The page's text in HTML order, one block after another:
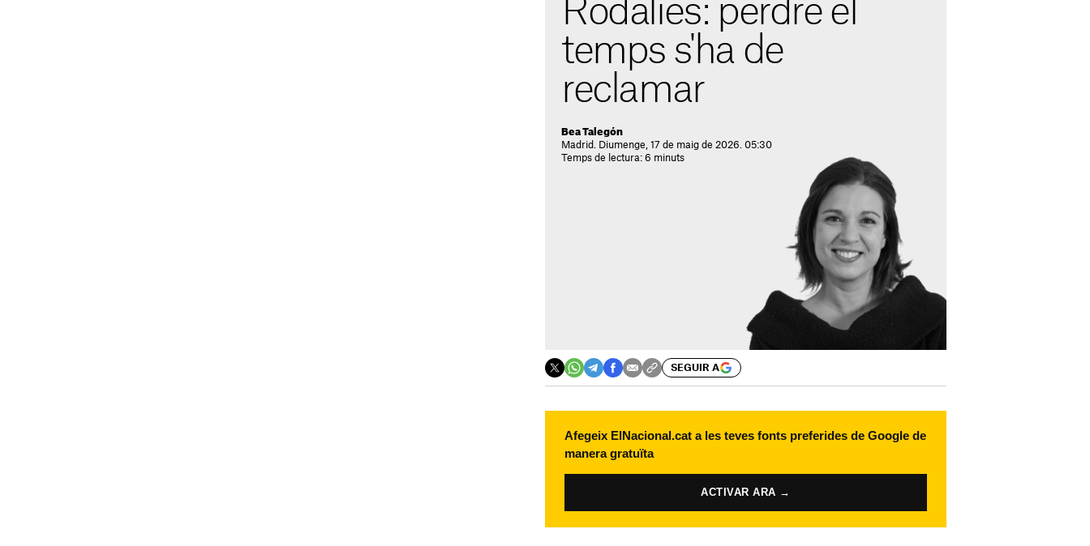
Rodalies: perdre el
temps s'ha de
reclamar
Bea Talegón
Madrid. Diumenge, 17 de maig de 2026. 05:30
Temps de lectura: 6 minuts
SEGUIR A
Afegeix ElNacional.cat a les teves fonts preferides de Google de
manera gratuïta
ACTIVAR ARA →